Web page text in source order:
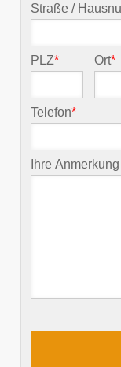
Straße /
PLZ* Ort*
Telefon*
Ihre Anmerkung